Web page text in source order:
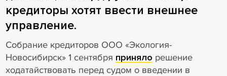
кредиторы хотят ввести внешнее
управление.
Собрание кредиторов ООО «Экология-
Новосибирск» 1 сентября приняло решение
ходатайствовать перед судом о введении в